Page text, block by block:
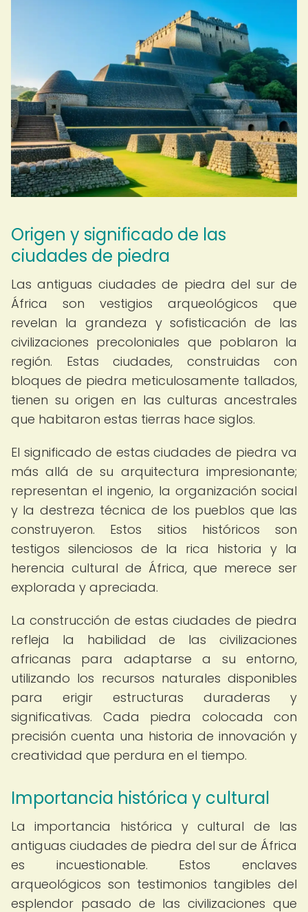
Origen y significado de las
ciudades de piedra
Las antiguas ciudades de piedra del sur de
África son vestigios arqueológicos que
revelan la grandeza y sofisticación de las
civilizaciones precoloniales que poblaron la
región. Estas ciudades, construidas con
bloques de piedra meticulosamente tallados,
tienen su origen en las culturas ancestrales
que habitaron estas tierras hace siglos.
El significado de estas ciudades de piedra va
más allá de su arquitectura impresionante;
representan el ingenio, la organización social
y la destreza técnica de los pueblos que las
construyeron. Estos sitios históricos son
testigos silenciosos de la rica historia y la
herencia cultural de África, que merece ser
explorada y apreciada.
La construcción de estas ciudades de piedra
refleja la habilidad de las civilizaciones
africanas para adaptarse a su entorno,
utilizando los recursos naturales disponibles
para erigir estructuras duraderas y
significativas. Cada piedra colocada con
precisión cuenta una historia de innovación y
creatividad que perdura en el tiempo.
Importancia histórica y cultural
La importancia histórica y cultural de las
antiguas ciudades de piedra del sur de África
es incuestionable. Estos enclaves
arqueológicos son testimonios tangibles del
esplendor pasado de las civilizaciones que